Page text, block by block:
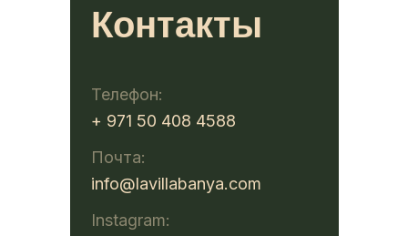
Контакты
info@lavillabanya.com
Почта:
+ 971 50 408 4588
Телефон:
Instagram: